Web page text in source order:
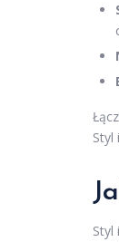
Styl
Styl